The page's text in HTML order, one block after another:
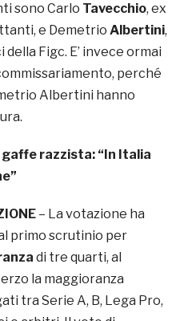
sono Carlo Tavecchio, ex
e Demetrio Albertini,
Figc. E’ invece ormai
perché
Albertini hanno
gaffe razzista: “In Italia
– La votazione ha
primo scrutinio per
di tre quarti, al
la maggioranza
tra Serie A, B, Lega Pro,